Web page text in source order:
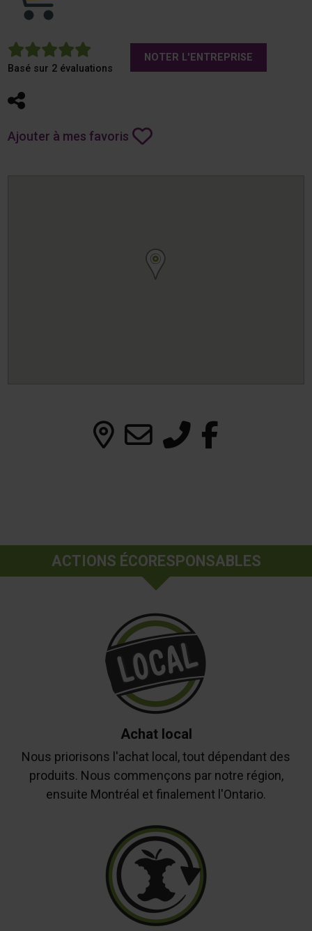
5
Basé sur 2 évaluations
NOTER L'ENTREPRISE
Partager
Ajouter à mes favoris
ACTIONS ÉCORESPONSABLES
Achat local
Nous priorisons l'achat local, tout dépendant des
produits. Nous commençons par notre région,
ensuite Montréal et finalement l'Ontario.